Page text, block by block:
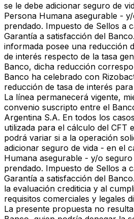
se le debe adicionar seguro de
Persona Humana asegurable -
prendado. Impuesto de Sellos a
Garantía a satisfacción del
informada posee una reducción
de interés respecto de la tasa
Banco, dicha reducción
Banco ha celebrado con
reducción de tasa de interés
La línea permanecerá vigente,
convenio suscripto entre el
Argentina S.A. En todos los
utilizada para el cálculo del CFT
podrá variar si a la operación
adicionar seguro de vida - en el
Humana asegurable - y/o
prendado. Impuesto de Sellos a
Garantía a satisfacción del
la evaluación crediticia y al
requisitos comerciales y legales
La presente propuesta no